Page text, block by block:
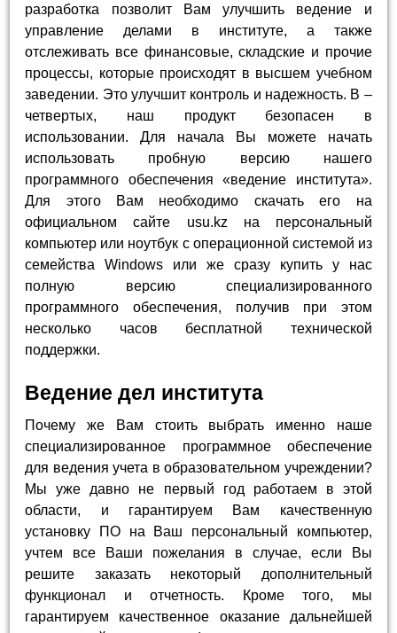
разработка позволит Вам улучшить ведение и
управление делами в институте, а также
отслеживать все финансовые, складские и прочие
процессы, которые происходят в высшем учебном
заведении. Это улучшит контроль и надежность. В –
четвертых, наш продукт безопасен в
использовании. Для начала Вы можете начать
использовать пробную версию нашего
программного обеспечения «ведение института».
Для этого Вам необходимо скачать его на
официальном сайте usu.kz на персональный
компьютер или ноутбук с операционной системой из
семейства Windows или же сразу купить у нас
полную версию специализированного
программного обеспечения, получив при этом
несколько часов бесплатной технической
поддержки.
Ведение дел института
Почему же Вам стоить выбрать именно наше
специализированное программное обеспечение
для ведения учета в образовательном учреждении?
Мы уже давно не первый год работаем в этой
области, и гарантируем Вам качественную
установку ПО на Ваш персональный компьютер,
учтем все Ваши пожелания в случае, если Вы
решите заказать некоторый дополнительный
функционал и отчетность. Кроме того, мы
гарантируем качественное оказание дальнейшей